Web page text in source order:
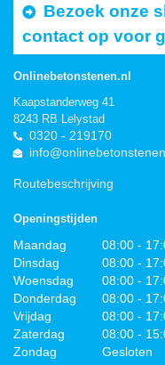
Bezoek onze
contact op voor
Onlinebetonstenen.nl
Kaapstanderweg 41
8243 RB Lelystad
0320 - 219170
Routebeschrijving
Openingstijden
Maandag
08:00 -
Dinsdag
08:00 -
Woensdag
08:00 -
Donderdag
08:00 -
Vrijdag
08:00 -
Zaterdag
08:00 -
Zondag
Gesloten